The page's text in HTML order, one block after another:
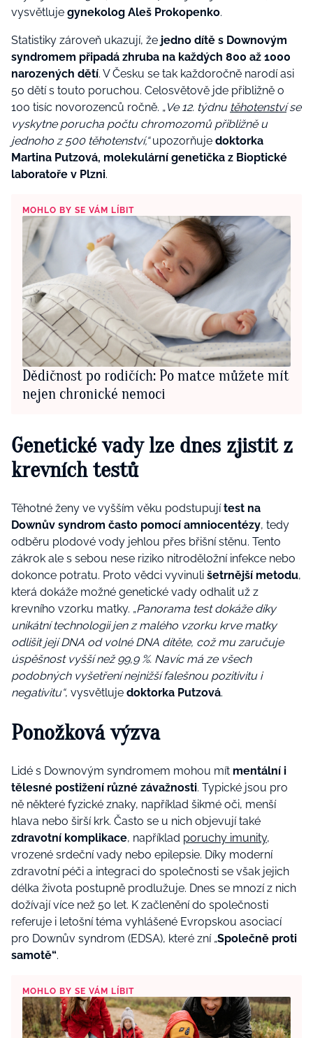
vysvětluje gynekolog Aleš Prokopenko.
Statistiky zároveň ukazují, že jedno dítě s Downovým
syndromem připadá zhruba na každých 800 až 1000
narozených dětí. V Česku se tak každoročně narodí asi
50 dětí s touto poruchou. Celosvětově jde přibližně o
100 tisíc novorozenců ročně. „Ve 12. týdnu těhotenstvíse
vyskytne porucha počtu chromozomů přibližně u
jednoho z 500 těhotenství,“upozorňuje doktorka
Martina Putzová, molekulární genetička z Bioptické
laboratoře v Plzni.
MOHLO BY SE VÁM LÍBIT
Dědičnost po rodičích: Po matce můžete mít
nejen chronické nemoci
Genetické vady lze dnes zjistit z
krevních testů
Těhotné ženy ve vyšším věku podstupujítest na
Downův syndrom často pomocí amniocentézy, tedy
odběru plodové vody jehlou přes břišní stěnu. Tento
zákrok ale s sebou nese riziko nitroděložní infekce nebo
dokonce potratu. Proto vědci vyvinuli šetrnější metodu,
která dokáže možné genetické vady odhalit už z
krevního vzorku matky. „Panorama test dokáže díky
unikátní technologii jen z malého vzorku krve matky
odlišit její DNA od volné DNA dítěte, což mu zaručuje
úspěšnost vyšší než 99,9 %. Navíc má ze všech
podobných vyšetření nejnižší falešnou pozitivitu i
negativitu“, vysvětluje doktorka Putzová.
Ponožková výzva
Lidé s Downovým syndromem mohou mít mentální i
tělesné postižení různé závažnosti. Typické jsou pro
ně některé fyzické znaky, například šikmé oči, menší
hlava nebo širší krk. Často se u nich objevují také
zdravotní komplikace, například poruchy imunity,
vrozené srdeční vady nebo epilepsie. Díky moderní
zdravotní péči a integraci do společnosti se však jejich
délka života postupně prodlužuje. Dnes se mnozí z nich
dožívají více než 50 let. K začlenění do společnosti
referuje i letošní téma vyhlášené Evropskou asociací
pro Downův syndrom (EDSA), které zní „Společně proti
samotě“.
MOHLO BY SE VÁM LÍBIT